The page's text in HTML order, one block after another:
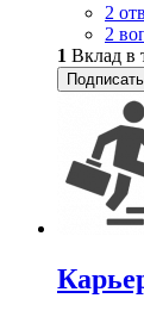
2
2
1 Вклад в